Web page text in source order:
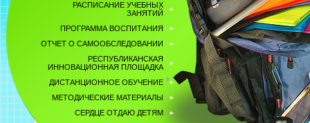
РАСПИСАНИЕ УЧЕБНЫХ
ЗАНЯТИЙ
ПРОГРАММА ВОСПИТАНИЯ
ОТЧЕТ О САМООБСЛЕДОВАНИИ
РЕСПУБЛИКАНСКАЯ
ИННОВАЦИОННАЯ ПЛОЩАДКА
ДИСТАНЦИОННОЕ ОБУЧЕНИЕ
МЕТОДИЧЕСКИЕ МАТЕРИАЛЫ
СЕРДЦЕ ОТДАЮ ДЕТЯМ